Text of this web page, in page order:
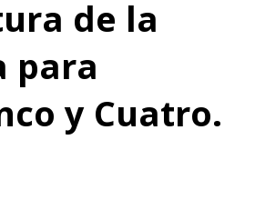
de la
para
y Cuatro.